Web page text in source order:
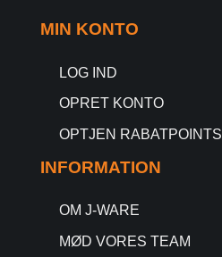
MIN KONTO
LOG IND
OPRET KONTO
OPTJEN RABATPOINTS
INFORMATION
OM J-WARE
MØD VORES TEAM